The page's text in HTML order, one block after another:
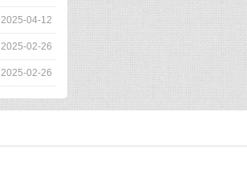
2025-04-12
2025-02-26
2025-02-26